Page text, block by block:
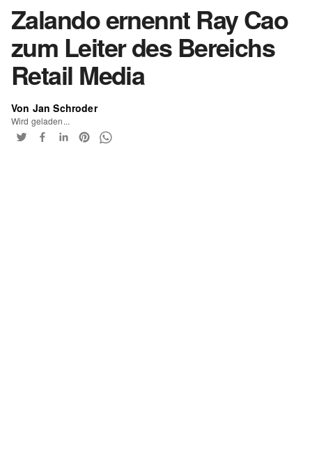
Zalando ernennt Ray Cao
zum Leiter des Bereichs
Retail Media
Von Jan Schroder
Wird geladen...